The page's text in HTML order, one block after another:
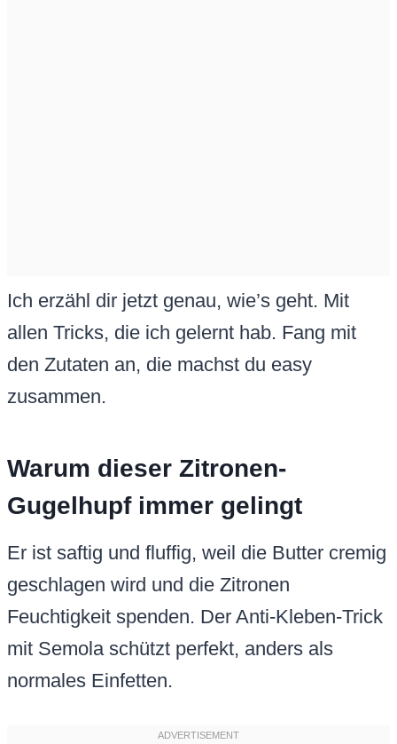
Ich erzähl dir jetzt genau, wie’s geht. Mit
allen Tricks, die ich gelernt hab. Fang mit
den Zutaten an, die machst du easy
zusammen.
Warum dieser Zitronen-
Gugelhupf immer gelingt
Er ist saftig und fluffig, weil die Butter cremig
geschlagen wird und die Zitronen
Feuchtigkeit spenden. Der Anti-Kleben-Trick
mit Semola schützt perfekt, anders als
normales Einfetten.